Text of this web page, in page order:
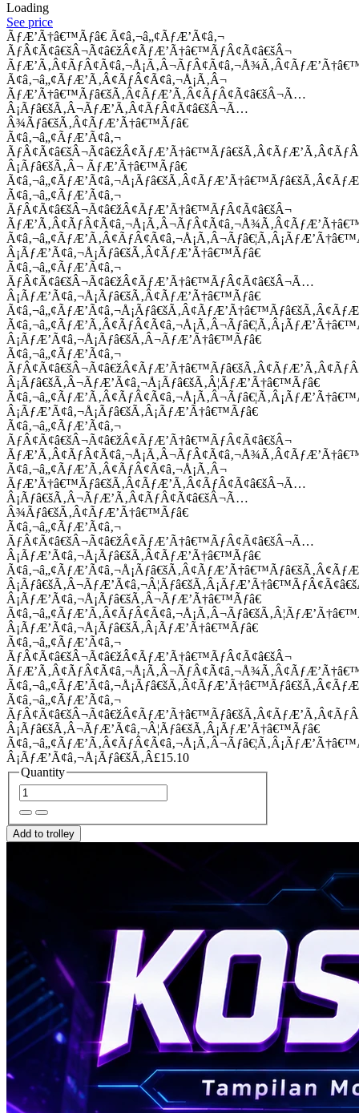
Loading
See price
ÃƒÆ’Ã†â€™Ãƒâ€ Ã¢â‚¬â„¢ÃƒÆ’Ã¢â‚¬
ÃƒÂ¢Ã¢â€šÂ¬Ã¢â€žÂ¢ÃƒÆ’Ã†â€™ÃƒÂ¢Ã¢â€šÂ¬
Ã¢â‚¬â„¢ÃƒÆ’Ã‚Â¢ÃƒÂ¢Ã¢â‚¬Å¡Ã‚Â¬
ÃƒÆ’Ã†â€™Ãƒâ€šÃ‚Â¢ÃƒÆ’Ã‚Â¢ÃƒÂ¢Ã¢â€šÂ¬Ã…
Â¡Ãƒâ€šÃ‚Â¬ÃƒÆ’Ã‚Â¢ÃƒÂ¢Ã¢â€šÂ¬Ã…
Â¾Ãƒâ€šÃ‚Â¢ÃƒÆ’Ã†â€™Ãƒâ€
Ã¢â‚¬â„¢ÃƒÆ’Ã¢â‚¬
Â¡Ãƒâ€šÃ‚Â¬ ÃƒÆ’Ã†â€™Ãƒâ€
Ã¢â‚¬â„¢ÃƒÆ’Ã¢â‚¬
ÃƒÂ¢Ã¢â€šÂ¬Ã¢â€žÂ¢ÃƒÆ’Ã†â€™ÃƒÂ¢Ã¢â€šÂ¬
Â¡ÃƒÆ’Ã¢â‚¬Å¡Ãƒâ€šÃ‚Â¢ÃƒÆ’Ã†â€™Ãƒâ€
Ã¢â‚¬â„¢ÃƒÆ’Ã¢â‚¬
ÃƒÂ¢Ã¢â€šÂ¬Ã¢â€žÂ¢ÃƒÆ’Ã†â€™ÃƒÂ¢Ã¢â€šÂ¬Ã…
Â¡ÃƒÆ’Ã¢â‚¬Å¡Ãƒâ€šÃ‚Â¢ÃƒÆ’Ã†â€™Ãƒâ€
Â¡ÃƒÆ’Ã¢â‚¬Å¡Ãƒâ€šÃ‚Â¬ÃƒÆ’Ã†â€™Ãƒâ€
Ã¢â‚¬â„¢ÃƒÆ’Ã¢â‚¬
Â¡Ãƒâ€šÃ‚Â¬ÃƒÆ’Ã¢â‚¬Å¡Ãƒâ€šÃ‚Â¦ÃƒÆ’Ã†â€™Ãƒâ€
Â¡ÃƒÆ’Ã¢â‚¬Å¡Ãƒâ€šÃ‚Â¡ÃƒÆ’Ã†â€™Ãƒâ€
Ã¢â‚¬â„¢ÃƒÆ’Ã¢â‚¬
ÃƒÂ¢Ã¢â€šÂ¬Ã¢â€žÂ¢ÃƒÆ’Ã†â€™ÃƒÂ¢Ã¢â€šÂ¬
Ã¢â‚¬â„¢ÃƒÆ’Ã‚Â¢ÃƒÂ¢Ã¢â‚¬Å¡Ã‚Â¬
ÃƒÆ’Ã†â€™Ãƒâ€šÃ‚Â¢ÃƒÆ’Ã‚Â¢ÃƒÂ¢Ã¢â€šÂ¬Ã…
Â¡Ãƒâ€šÃ‚Â¬ÃƒÆ’Ã‚Â¢ÃƒÂ¢Ã¢â€šÂ¬Ã…
Â¾Ãƒâ€šÃ‚Â¢ÃƒÆ’Ã†â€™Ãƒâ€
Ã¢â‚¬â„¢ÃƒÆ’Ã¢â‚¬
ÃƒÂ¢Ã¢â€šÂ¬Ã¢â€žÂ¢ÃƒÆ’Ã†â€™ÃƒÂ¢Ã¢â€šÂ¬Ã…
Â¡ÃƒÆ’Ã¢â‚¬Å¡Ãƒâ€šÃ‚Â¢ÃƒÆ’Ã†â€™Ãƒâ€
Â¡ÃƒÆ’Ã¢â‚¬Å¡Ãƒâ€šÃ‚Â¬ÃƒÆ’Ã†â€™Ãƒâ€
Â¡ÃƒÆ’Ã¢â‚¬Å¡Ãƒâ€šÃ‚Â¡ÃƒÆ’Ã†â€™Ãƒâ€
Ã¢â‚¬â„¢ÃƒÆ’Ã¢â‚¬
ÃƒÂ¢Ã¢â€šÂ¬Ã¢â€žÂ¢ÃƒÆ’Ã†â€™ÃƒÂ¢Ã¢â€šÂ¬
Ã¢â‚¬â„¢ÃƒÆ’Ã¢â‚¬
Â¡Ãƒâ€šÃ‚Â¬ÃƒÆ’Ã¢â‚¬Â¦Ãƒâ€šÃ‚Â¡ÃƒÆ’Ã†â€™Ãƒâ€
Â¡ÃƒÆ’Ã¢â‚¬Å¡Ãƒâ€šÃ‚Â£15.10
Quantity
Add to trolley